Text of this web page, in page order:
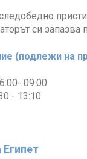
си запазва
(подлежи на
09:00
- 13:10